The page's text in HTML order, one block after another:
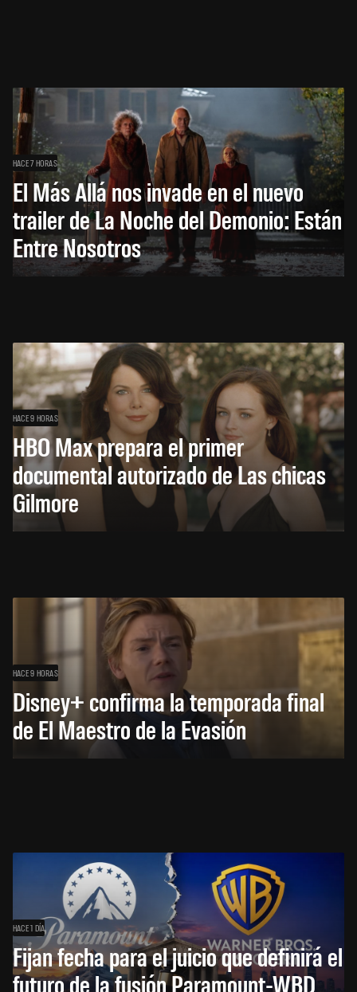
HACE 7 HORAS
El Más Allá nos invade en el nuevo
trailer de La Noche del Demonio: Están
Entre Nosotros
HACE 9 HORAS
HBO Max prepara el primer
documental autorizado de Las chicas
Gilmore
HACE 9 HORAS
Disney+ confirma la temporada final
de El Maestro de la Evasión
HACE 1 DÍA
Fijan fecha para el juicio que definirá el
futuro de la fusión Paramount-WBD